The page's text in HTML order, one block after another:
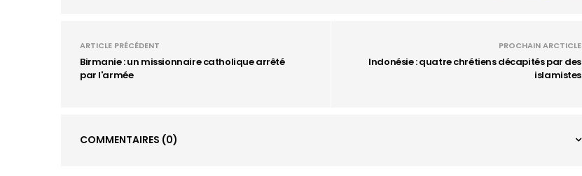
ARTICLE PRÉCÉDENT
Birmanie : un missionnaire catholique arrêté
par l'armée
PROCHAIN ARCTICLE
Indonésie : quatre chrétiens décapités par des
islamistes
COMMENTAIRES (0)